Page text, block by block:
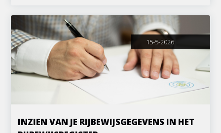
15-5-2026
INZIEN VAN JE RIJBEWIJSGEGEVENS IN HET